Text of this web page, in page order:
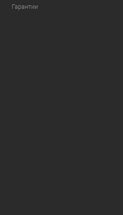
Гарантии